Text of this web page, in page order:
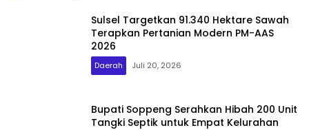
Sulsel Targetkan 91.340 Hektare Sawah
Terapkan Pertanian Modern PM-AAS
2026
Daerah Juli 20, 2026
Bupati Soppeng Serahkan Hibah 200 Unit
Tangki Septik untuk Empat Kelurahan